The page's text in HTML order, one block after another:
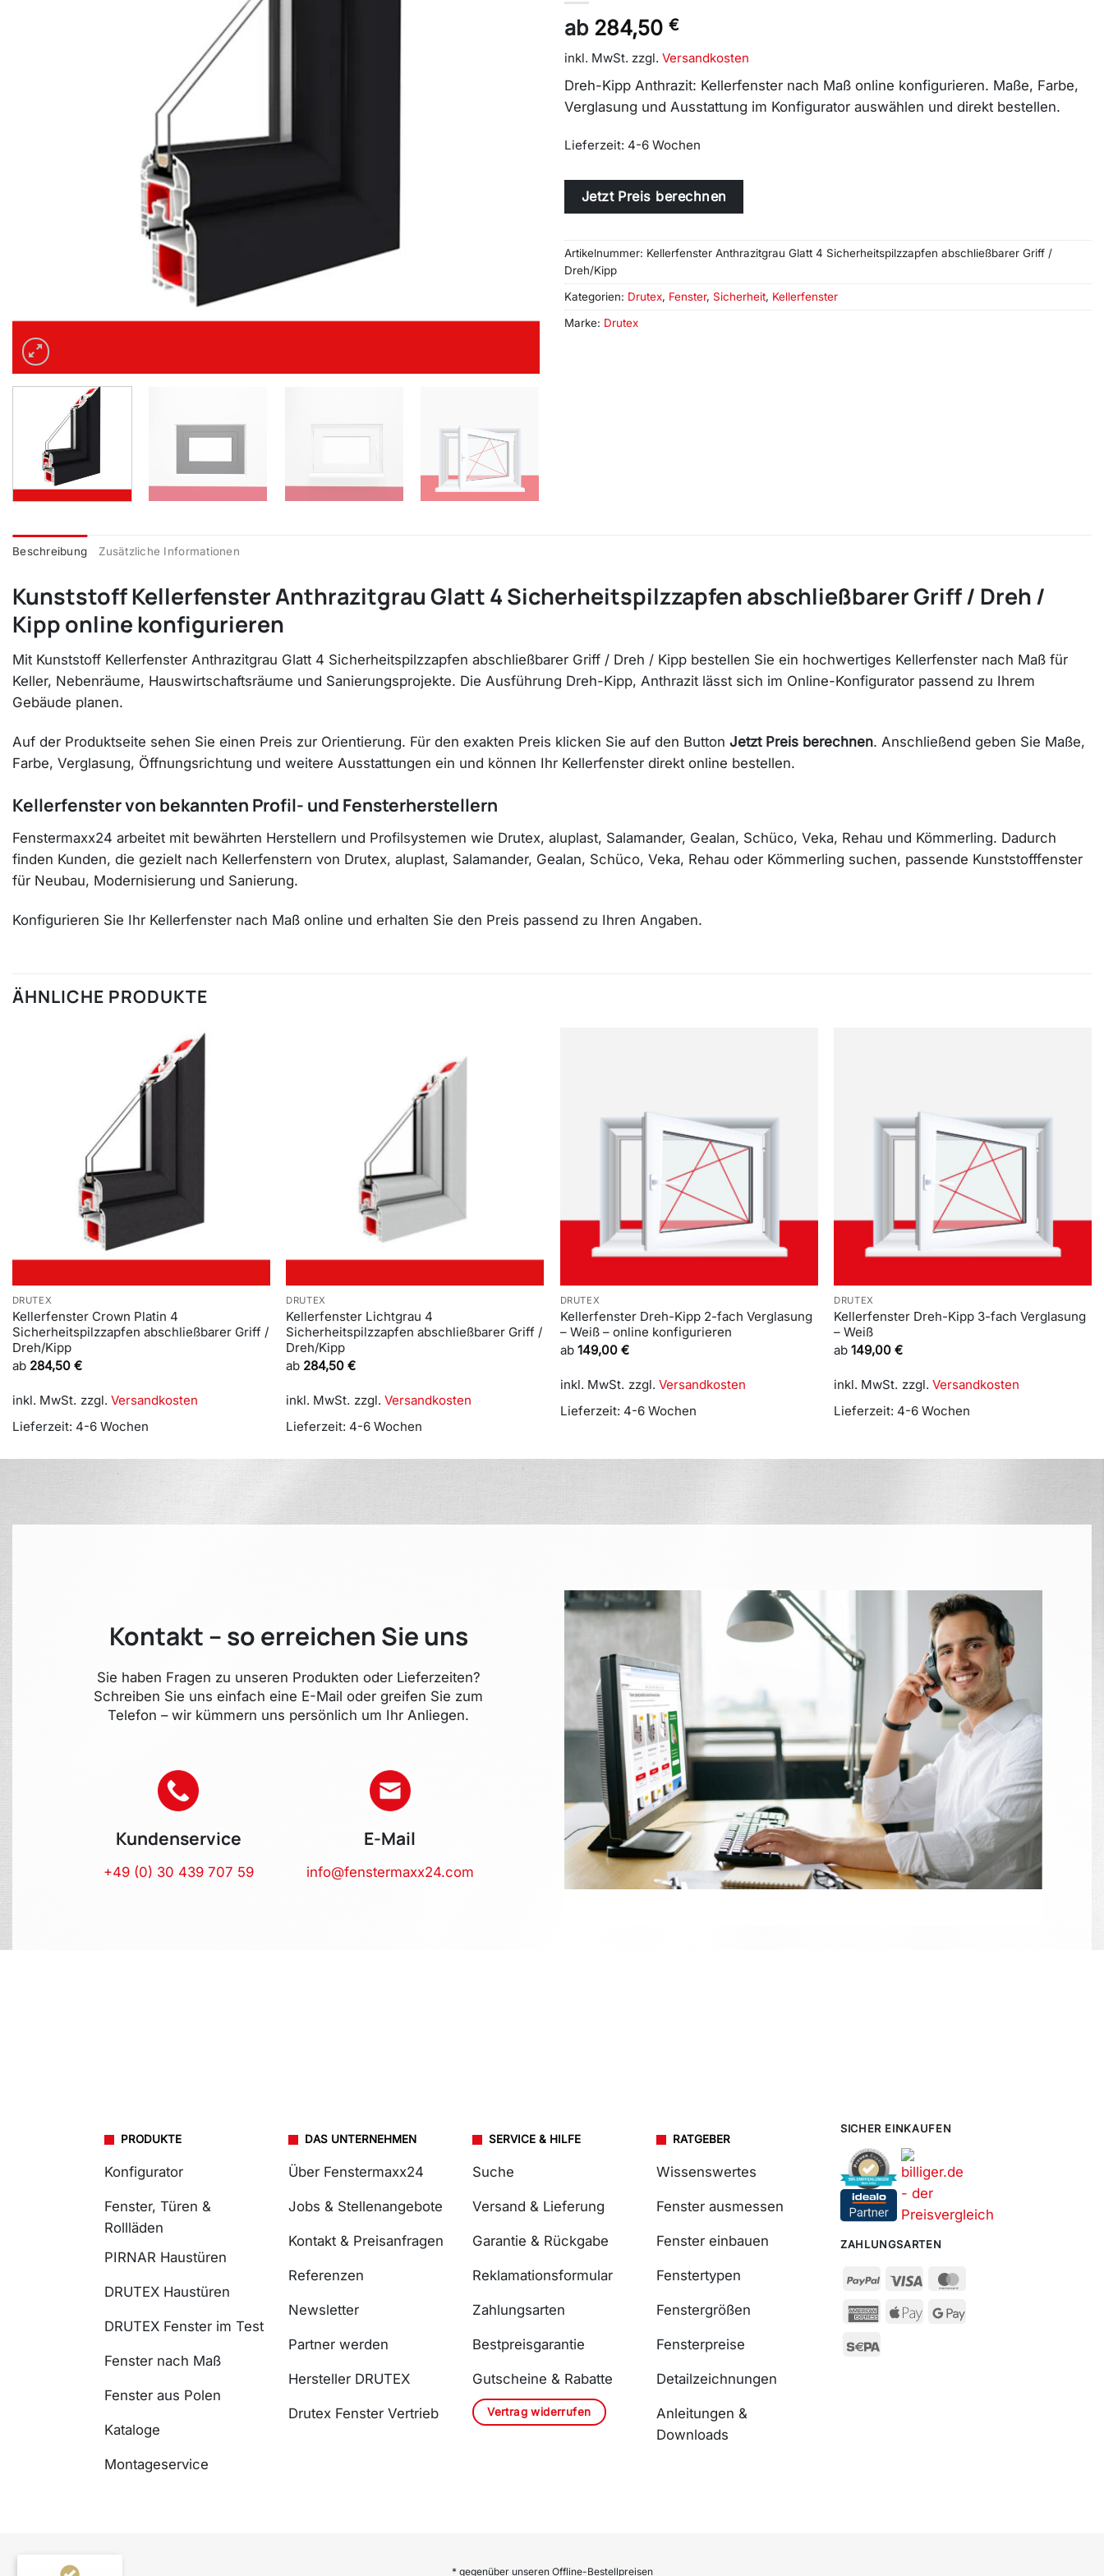
ab 284,50 €
inkl. MwSt. zzgl. Versandkosten
Dreh-Kipp Anthrazit: Kellerfenster nach Maß online konfigurieren. Maße, Farbe,
Verglasung und Ausstattung im Konfigurator auswählen und direkt bestellen.
Lieferzeit: 4-6 Wochen
Jetzt Preis berechnen
Artikelnummer: Kellerfenster Anthrazitgrau Glatt 4 Sicherheitspilzzapfen abschließbarer Griff /
Dreh/Kipp
Kategorien: Drutex, Fenster, Sicherheit, Kellerfenster
Marke: Drutex
Beschreibung Zusätzliche Informationen
Kunststoff Kellerfenster Anthrazitgrau Glatt 4 Sicherheitspilzzapfen abschließbarer Griff / Dreh /
Kipp online konfigurieren
Mit Kunststoff Kellerfenster Anthrazitgrau Glatt 4 Sicherheitspilzzapfen abschließbarer Griff / Dreh / Kipp bestellen Sie ein hochwertiges Kellerfenster nach Maß für
Keller, Nebenräume, Hauswirtschaftsräume und Sanierungsprojekte. Die Ausführung Dreh-Kipp, Anthrazit lässt sich im Online-Konfigurator passend zu Ihrem
Gebäude planen.
Auf der Produktseite sehen Sie einen Preis zur Orientierung. Für den exakten Preis klicken Sie auf den Button Jetzt Preis berechnen. Anschließend geben Sie Maße,
Farbe, Verglasung, Öffnungsrichtung und weitere Ausstattungen ein und können Ihr Kellerfenster direkt online bestellen.
Kellerfenster von bekannten Profil- und Fensterherstellern
Fenstermaxx24 arbeitet mit bewährten Herstellern und Profilsystemen wie Drutex, aluplast, Salamander, Gealan, Schüco, Veka, Rehau und Kömmerling. Dadurch
finden Kunden, die gezielt nach Kellerfenstern von Drutex, aluplast, Salamander, Gealan, Schüco, Veka, Rehau oder Kömmerling suchen, passende Kunststofffenster
für Neubau, Modernisierung und Sanierung.
Konfigurieren Sie Ihr Kellerfenster nach Maß online und erhalten Sie den Preis passend zu Ihren Angaben.
ÄHNLICHE PRODUKTE
DRUTEX
Kellerfenster Crown Platin 4
Sicherheitspilzzapfen abschließbarer Griff /
Dreh/Kipp
ab 284,50 €
inkl. MwSt. zzgl. Versandkosten
Lieferzeit: 4-6 Wochen
DRUTEX
Kellerfenster Lichtgrau 4
Sicherheitspilzzapfen abschließbarer Griff /
Dreh/Kipp
ab 284,50€
inkl. MwSt. zzgl.Versandkosten
Lieferzeit: 4-6 Wochen
DRUTEX
Kellerfenster Dreh-Kipp 2-fach Verglasung
– Weiß – online konfigurieren
ab 149,00 €
inkl. MwSt. zzgl. Versandkosten
Lieferzeit: 4-6 Wochen
DRUTEX
Kellerfenster Dreh-Kipp 3-fach Verglasung
– Weiß
ab149,00€
inkl. MwSt. zzgl.Versandkosten
Lieferzeit: 4-6 Wochen
Kontakt – so erreichen Sie uns
Sie haben Fragen zu unseren Produkten oder Lieferzeiten?
Schreiben Sie uns einfach eine E-Mail oder greifen Sie zum
Telefon – wir kümmern uns persönlich um Ihr Anliegen.
Kundenservice
+49 (0) 30 439 707 59
E-Mail
info@fenstermaxx24.com
PRODUKTE
Konfigurator
Fenster, Türen &
Rollläden
PIRNAR Haustüren
DRUTEX Haustüren
DRUTEX Fenster im Test
Fenster nach Maß
Fenster aus Polen
Kataloge
Montageservice
DAS UNTERNEHMEN
Über Fenstermaxx24
Jobs & Stellenangebote
Kontakt & Preisanfragen
Referenzen
Newsletter
Partner werden
Hersteller DRUTEX
Drutex Fenster Vertrieb
SERVICE & HILFE
Suche
Versand & Lieferung
Garantie & Rückgabe
Reklamationsformular
Zahlungsarten
Bestpreisgarantie
Gutscheine & Rabatte
Vertrag widerrufen
RATGEBER
Wissenswertes
Fenster ausmessen
Fenster einbauen
Fenstertypen
Fenstergrößen
Fensterpreise
Detailzeichnungen
Anleitungen &
Downloads
SICHER EINKAUFEN
ZAHLUNGSARTEN
* gegenüber unseren Offline-Bestellpreisen